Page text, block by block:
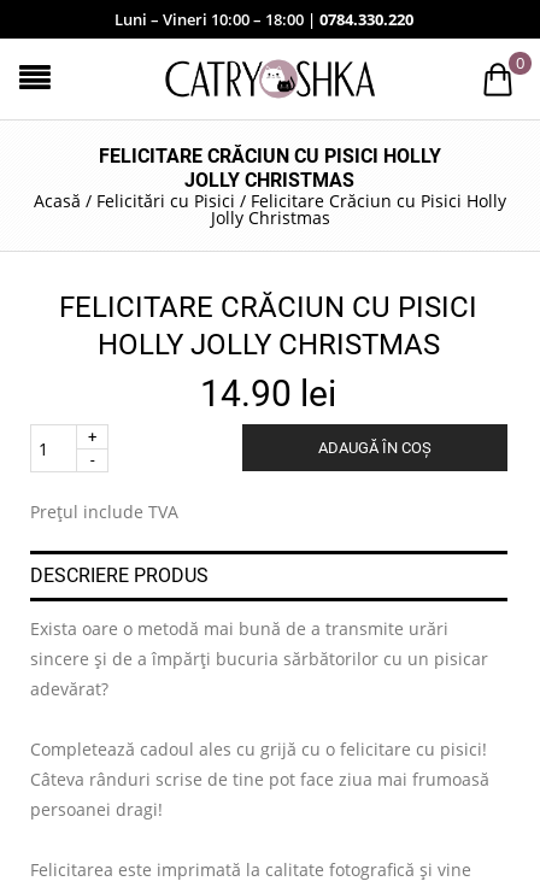
Luni – Vineri 10:00 – 18:00 | 0784.330.220
0
FELICITARE CRĂCIUN CU PISICI HOLLY
JOLLY CHRISTMAS
Acasă / Felicitări cu Pisici / Felicitare Crăciun cu Pisici Holly
Jolly Christmas
FELICITARE CRĂCIUN CU PISICI
HOLLY JOLLY CHRISTMAS
14.90 lei
Quantity
ADAUGĂ ÎN COȘ
Prețul include TVA
DESCRIERE PRODUS
Exista oare o metodă mai bună de a transmite urări
sincere și de a împărți bucuria sărbătorilor cu un pisicar
adevărat?
Completează cadoul ales cu grijă cu o felicitare cu pisici!
Câteva rânduri scrise de tine pot face ziua mai frumoasă
persoanei dragi!
Felicitarea este imprimată la calitate fotografică și vine